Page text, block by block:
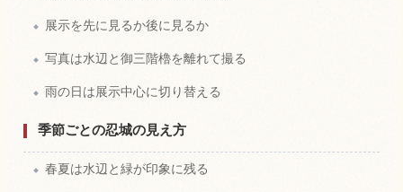
展示を先に見るか後に見るか
写真は水辺と御三階櫓を離れて撮る
雨の日は展示中心に切り替える
季節ごとの忍城の見え方
春夏は水辺と緑が印象に残る